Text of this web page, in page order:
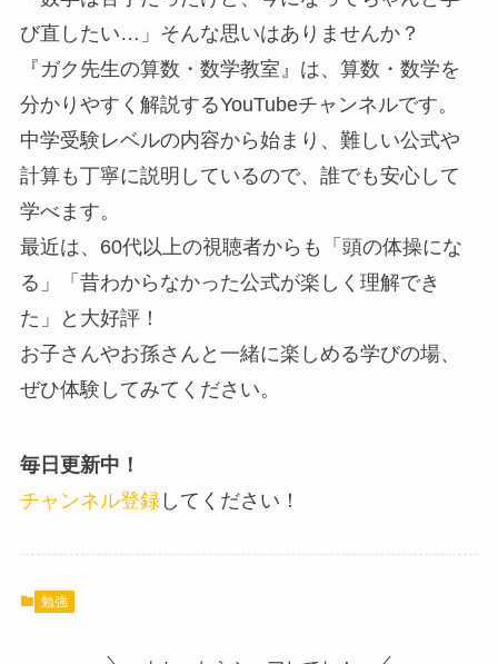
び直したい…」そんな思いはありませんか？
『ガク先生の算数・数学教室』は、算数・数学を
分かりやすく解説するYouTubeチャンネルです。
中学受験レベルの内容から始まり、難しい公式や
計算も丁寧に説明しているので、誰でも安心して
学べます。
最近は、60代以上の視聴者からも「頭の体操にな
る」「昔わからなかった公式が楽しく理解でき
た」と大好評！
お子さんやお孫さんと一緒に楽しめる学びの場、
ぜひ体験してみてください。
毎日更新中！
チャンネル登録してください！
勉強